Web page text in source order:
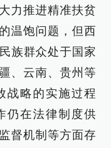
力推进精准扶贫
温饱问题，但西
族群众处于国家
、云南、贵州等
战略的实施过程
仍在法律制度供
督机制等方面存